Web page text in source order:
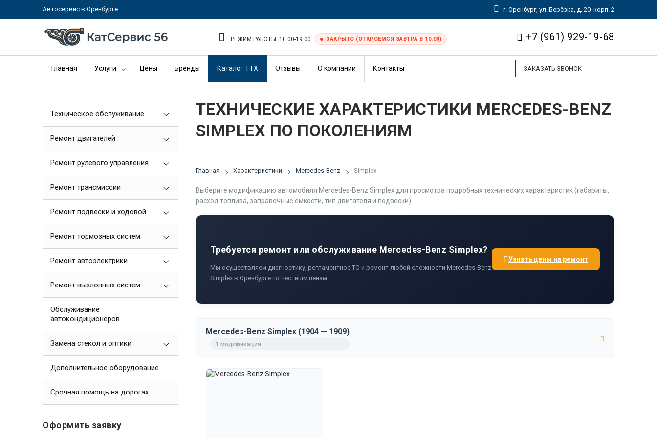
Автосервис в Оренбурге г. Оренбург, ул. Берёзка, д. 20, корп. 2
+7 (961) 929-19-68
РЕЖИМ РАБОТЫ: 10:00-19:00 ЗАКРЫТО (ОТКРОЕМСЯ ЗАВТРА В 10:00)
ЗАКАЗАТЬ ЗВОНОК
Главная Услуги Цены Бренды Каталог ТТХ Отзывы О компании Контакты
ТЕХНИЧЕСКИЕ ХАРАКТЕРИСТИКИ MERCEDES-BENZ
SIMPLEX ПО ПОКОЛЕНИЯМ
Главная Характеристики Mercedes-Benz Simplex
Выберите модификацию автомобиля Mercedes-Benz Simplex для просмотра подробных технических характеристик (габариты,
расход топлива, заправочные емкости, тип двигателя и подвески).
Требуется ремонт или обслуживание Mercedes-Benz Simplex?
Мы осуществляем диагностику, регламентное ТО и ремонт любой сложности Mercedes-Benz
Simplex в Оренбурге по честным ценам.
Узнать цены на ремонт
Mercedes-Benz Simplex (1904 — 1909)
1 модификация
Техническое обслуживание
Ремонт двигателей
Ремонт рулевого управления
Ремонт трансмиссии
Ремонт подвески и ходовой
Ремонт тормозных систем
Ремонт автоэлектрики
Ремонт выхлопных систем
Обслуживание
автокондиционеров
Замена стекол и оптики
Дополнительное оборудование
Срочная помощь на дорогах
Оформить заявку